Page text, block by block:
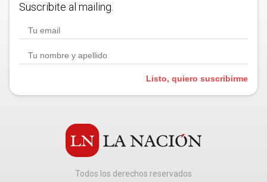
Suscribite al mailing.
Listo, quiero suscribirme
Todos los derechos reservados